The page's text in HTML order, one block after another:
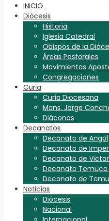
INICIO
Diócesis
Historia
Iglesia Catedral
Obispos de la
Áreas Pastorales
Movimientos
Congregaciones
Curia
Curia Diocesana
Mons. Jorge
Diáconos
Decanatos
Decanato de Angol
Decanato de
Decanato de
Decanato
Decanato de
Noticias
Diócesis
Nacional